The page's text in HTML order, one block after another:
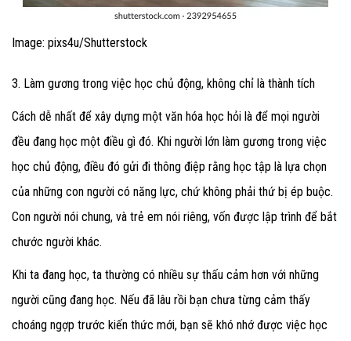
Image: pixs4u/Shutterstock
3. Làm gương trong việc học chủ động, không chỉ là thành tích
Cách dễ nhất để xây dựng một văn hóa học hỏi là để mọi người
đều đang học một điều gì đó. Khi người lớn làm gương trong việc
học chủ động, điều đó gửi đi thông điệp rằng học tập là lựa chọn
của những con người có năng lực, chứ không phải thứ bị ép buộc.
Con người nói chung, và trẻ em nói riêng, vốn được lập trình để bắt
chước người khác.
Khi ta đang học, ta thường có nhiều sự thấu cảm hơn với những
người cũng đang học. Nếu đã lâu rồi bạn chưa từng cảm thấy
choáng ngợp trước kiến thức mới, bạn sẽ khó nhớ được việc học